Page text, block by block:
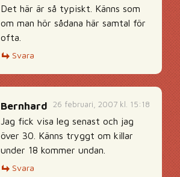
Det här är så typiskt. Känns som
om man hör sådana här samtal för
ofta.
Svara
26 februari, 2007 kl. 15:18
Bernhard
Jag fick visa leg senast och jag
över 30. Känns tryggt om killar
under 18 kommer undan.
Svara